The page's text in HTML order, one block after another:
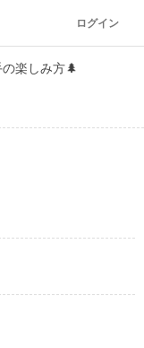
ログイン
楽しみ方🌲